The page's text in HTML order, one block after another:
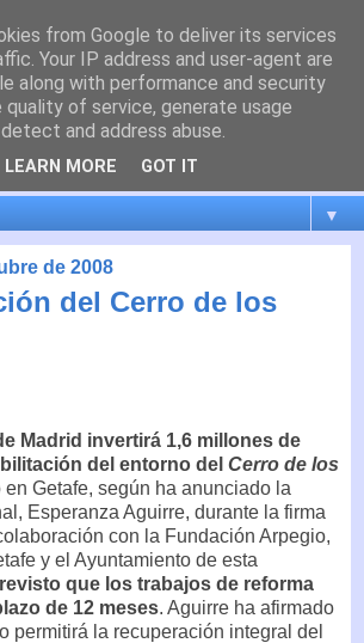
su actualidad, proyectos, transporte,
participación, medio ambiente,
...
▼
de 2008
del Cerro de los
Madrid invertirá 1,6 millones de
del entorno del Cerro de los
en Getafe, según ha anunciado la
Esperanza Aguirre, durante la firma
con la Fundación Arpegio,
y el Ayuntamiento de esta
que los trabajos de reforma
de 12 meses. Aguirre ha afirmado
permitirá la recuperación integral del
from Google to deliver its services
Your IP address and user-agent are
along with performance and security
of service, generate usage
and address abuse.
LEARN MORE GOT IT